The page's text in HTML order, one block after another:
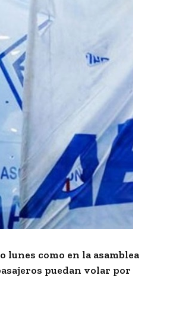
lunes como en la asamblea
puedan volar por